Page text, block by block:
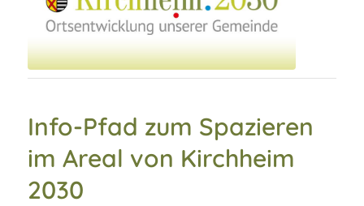
Info-Pfad zum Spazieren
im Areal von Kirchheim
2030